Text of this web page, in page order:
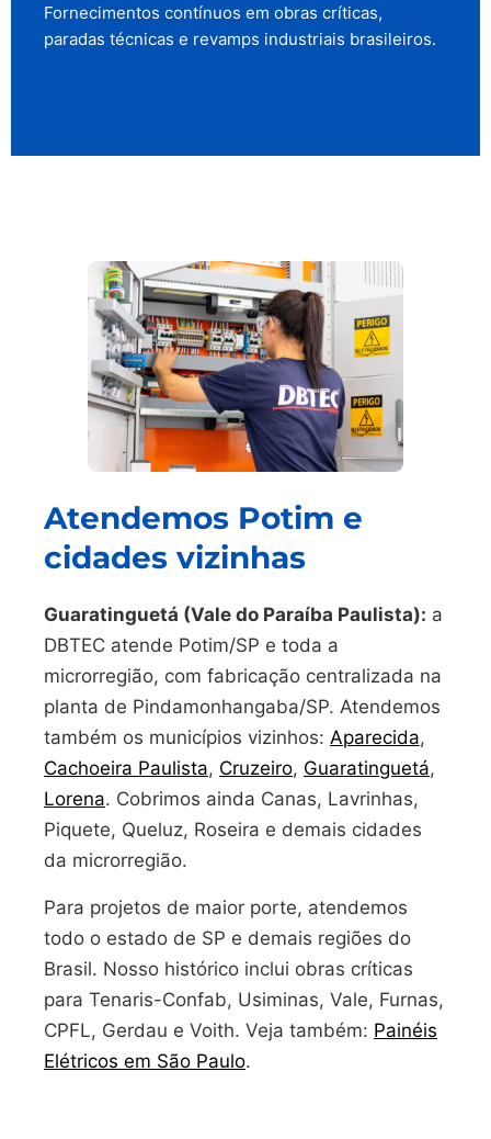
Fornecimentos contínuos em obras críticas,
paradas técnicas e revamps industriais brasileiros.
Atendemos Potim e
cidades vizinhas
Guaratinguetá (Vale do Paraíba Paulista): a
DBTEC atende Potim/SP e toda a
microrregião, com fabricação centralizada na
planta de Pindamonhangaba/SP. Atendemos
também os municípios vizinhos: Aparecida,
Cachoeira Paulista, Cruzeiro, Guaratinguetá,
Lorena. Cobrimos ainda Canas, Lavrinhas,
Piquete, Queluz, Roseira e demais cidades
da microrregião.
Para projetos de maior porte, atendemos
todo o estado de SP e demais regiões do
Brasil. Nosso histórico inclui obras críticas
para Tenaris-Confab, Usiminas, Vale, Furnas,
CPFL, Gerdau e Voith. Veja também: Painéis
Elétricos em São Paulo.